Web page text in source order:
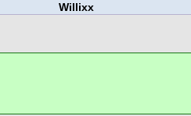
Willixx